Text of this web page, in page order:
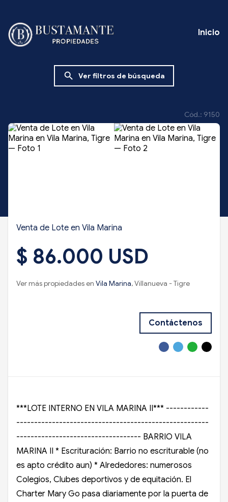
Inicio
search Ver filtros de búsqueda
Cód.: 9150
Venta de Lote en Vila Marina
$ 86.000 USD
Ver más propiedades en Vila Marina, Villanueva - Tigre
Contáctenos
***LOTE INTERNO EN VILA MARINA II*** ------------
------------------------------------------------------
----------------------------------- BARRIO VILA
MARINA II * Escrituración: Barrio no escriturable (no
es apto crédito aun) * Alrededores: numerosos
Colegios, Clubes deportivos y de equitación. El
Charter Mary Go pasa diariamente por la puerta de